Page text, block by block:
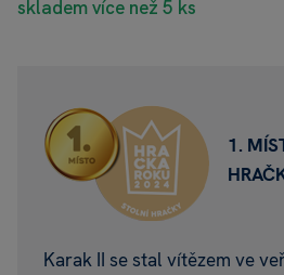
skladem více než 5 ks
1.
Karak II se stal vítězem ve